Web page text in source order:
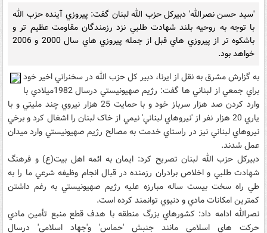
'سيد حسن نصرالله' دبيرکل حزب الله لبنان گفت: پيروزي آينده حزب الله
با توجه به روحيه بلند شهادت طلبي نزد رزمندگان مقاومت عظيم تر و
باشکوه تر از پيروزي هاي قبل از جمله پيروزي هاي سال 2000 و 2006
خواهد بود.
به گزارش مشرق به نقل از ايرنا، دبير کل حزب الله در سخنراني اخير خود
براي جمعي از لبناني ها گفت: رژيم صهيونيستي درسال 1982ميلادي با
وارد کردن صد هزار سرباز خود و با حمايت 25 هزار نيروي چند مليتي و با
ياري 20 هزار نفر از 'نيروهاي لبناني' نيمي از خاک لبنان را اشغال کرد و برخي
نيروهاي لبناني نيز در راستاي خدمت به مصالح رژيم صهيونيستي وارد ميدان
عمل شدند.
دبيرکل حزب الله لبنان تصريح کرد: ايمان به ائمه اهل بيت(ع) و فرهنگ
شهادت طلبي و اخلاص برادران رزمنده در قبال انجام وظيفه شرعي ما را به
طي راه سخت بيست ساله مبارزه عليه رژيم صهيونيستي به رغم داشتن
کمترين امکانات مادي و دنيوي توانمند کرده است.
نصرالله ادامه داد: کشورهاي بزرگ منطقه با هدف قطع منبع تأمين مادي
حرکت هاي اسلامي مانند جنبش 'حماس' و'جهاد اسلامي' درسال